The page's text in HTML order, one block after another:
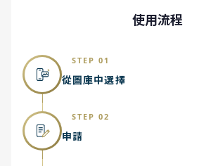
使用流程
STEP 01
從圖庫中選擇
STEP 02
申請